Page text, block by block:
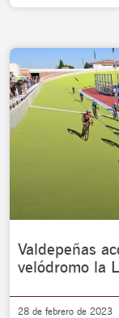
Valdepeñas
velódromo la
28 de febrero de 2023